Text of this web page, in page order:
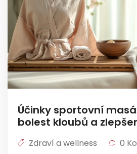
Účinky sportovní
bolest kloubů a
Zdraví a wellness
0